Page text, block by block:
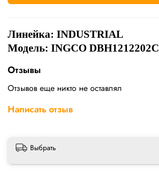
Линейка: INDUSTRIAL
Модель: INGCO DBH1212202C
Отзывы
Отзывов еще никто не оставлял
Написать отзыв
Выбрать